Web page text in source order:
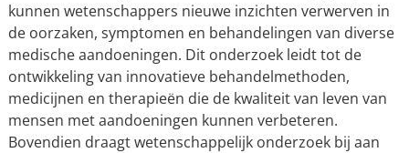
kunnen wetenschappers nieuwe inzichten verwerven in
de oorzaken, symptomen en behandelingen van diverse
medische aandoeningen. Dit onderzoek leidt tot de
ontwikkeling van innovatieve behandelmethoden,
medicijnen en therapieën die de kwaliteit van leven van
mensen met aandoeningen kunnen verbeteren.
Bovendien draagt wetenschappelijk onderzoek bij aan